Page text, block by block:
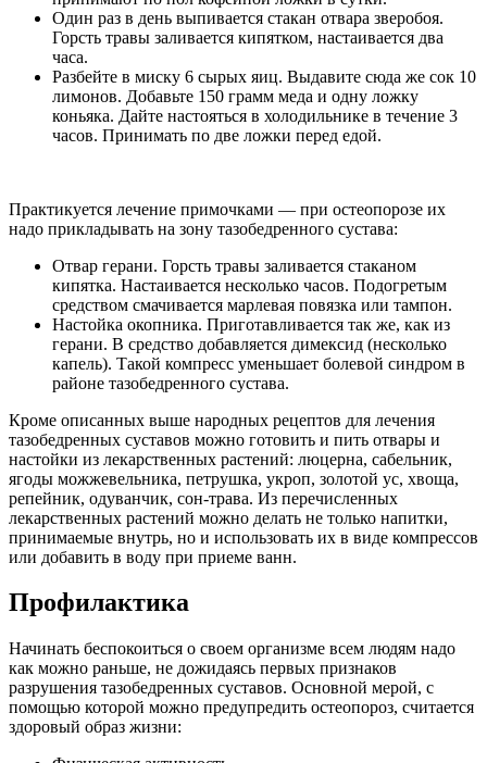
Один раз в день выпивается стакан отвара зверобоя.
Горсть травы заливается кипятком, настаивается два
часа.
Разбейте в миску 6 сырых яиц. Выдавите сюда же сок 10
лимонов. Добавьте 150 грамм меда и одну ложку
коньяка. Дайте настояться в холодильнике в течение 3
часов. Принимать по две ложки перед едой.
Практикуется лечение примочками — при остеопорозе их
надо прикладывать на зону тазобедренного сустава:
Отвар герани. Горсть травы заливается стаканом
кипятка. Настаивается несколько часов. Подогретым
средством смачивается марлевая повязка или тампон.
Настойка окопника. Приготавливается так же, как из
герани. В средство добавляется димексид (несколько
капель). Такой компресс уменьшает болевой синдром в
районе тазобедренного сустава.
Кроме описанных выше народных рецептов для лечения
тазобедренных суставов можно готовить и пить отвары и
настойки из лекарственных растений: люцерна, сабельник,
ягоды можжевельника, петрушка, укроп, золотой ус, хвоща,
репейник, одуванчик, сон-трава. Из перечисленных
лекарственных растений можно делать не только напитки,
принимаемые внутрь, но и использовать их в виде компрессов
или добавить в воду при приеме ванн.
Профилактика
Начинать беспокоиться о своем организме всем людям надо
как можно раньше, не дожидаясь первых признаков
разрушения тазобедренных суставов. Основной мерой, с
помощью которой можно предупредить остеопороз, считается
здоровый образ жизни: